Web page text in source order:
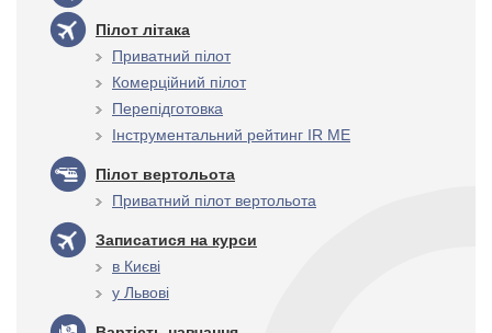
Пілот літака
Приватний пілот
Комерційний пілот
Перепідготовка
Інструментальний рейтинг IR ME
Пілот вертольота
Приватний пілот вертольота
Записатися на курси
в Києві
у Львові